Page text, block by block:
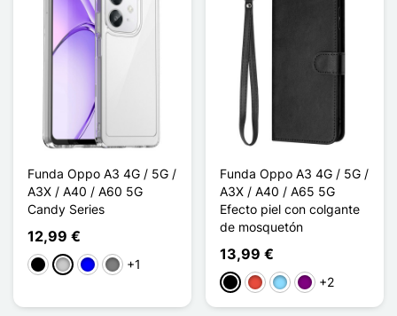
Funda Oppo A3 4G / 5G /
A3X / A40 / A60 5G
Candy Series
12,99 €
NegroTransparente
AzulGris Transparent
+1
Funda Oppo A3 4G / 5G /
A3X / A40 / A65 5G
Efecto piel con colgante
de mosquetón
13,99 €
NegroRojoAzul claro
Púrpura
+2